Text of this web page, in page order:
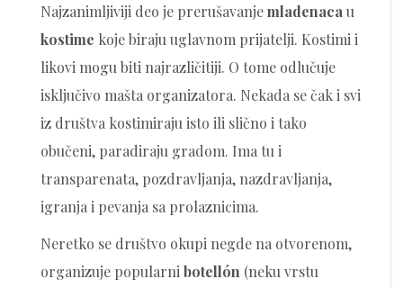
Najzanimljiviji deo je prerušavanjemladenaca u
kostime koje biraju uglavnom prijatelji. Kostimi i
likovi mogu biti najrazličitiji. O tome odlučuje
isključivo mašta organizatora. Nekada se čak i svi
iz društva kostimiraju isto ili slično i tako
obučeni, paradiraju gradom. Ima tu i
transparenata, pozdravljanja, nazdravljanja,
igranja i pevanja sa prolaznicima.
Neretko se društvo okupi negde na otvorenom,
organizuje popularni botellón (neku vrstu